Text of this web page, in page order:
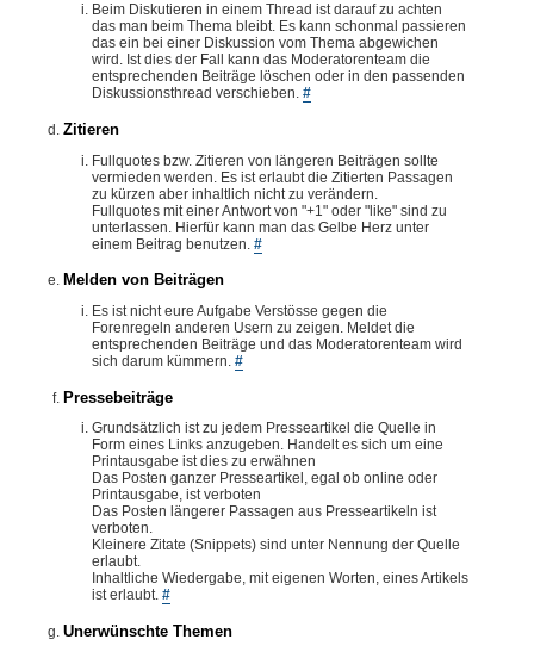
Beim Diskutieren in einem Thread ist darauf zu achten
das man beim Thema bleibt. Es kann schonmal passieren
das ein bei einer Diskussion vom Thema abgewichen
wird. Ist dies der Fall kann das Moderatorenteam die
entsprechenden Beiträge löschen oder in den passenden
Diskussionsthread verschieben. #
Zitieren
Fullquotes bzw. Zitieren von längeren Beiträgen sollte
vermieden werden. Es ist erlaubt die Zitierten Passagen
zu kürzen aber inhaltlich nicht zu verändern.
Fullquotes mit einer Antwort von "+1" oder "like" sind zu
unterlassen. Hierfür kann man das Gelbe Herz unter
einem Beitrag benutzen. #
Melden von Beiträgen
Es ist nicht eure Aufgabe Verstösse gegen die
Forenregeln anderen Usern zu zeigen. Meldet die
entsprechenden Beiträge und das Moderatorenteam wird
sich darum kümmern. #
Pressebeiträge
Grundsätzlich ist zu jedem Presseartikel die Quelle in
Form eines Links anzugeben. Handelt es sich um eine
Printausgabe ist dies zu erwähnen
Das Posten ganzer Presseartikel, egal ob online oder
Printausgabe, ist verboten
Das Posten längerer Passagen aus Presseartikeln ist
verboten.
Kleinere Zitate (Snippets) sind unter Nennung der Quelle
erlaubt.
Inhaltliche Wiedergabe, mit eigenen Worten, eines Artikels
ist erlaubt. #
Unerwünschte Themen